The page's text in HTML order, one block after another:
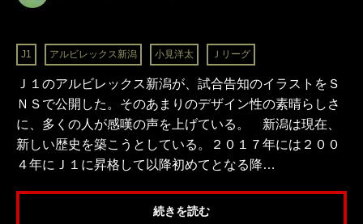
J1 アルビレックス新潟 小見洋太 Ｊリーグ
Ｊ１のアルビレックス新潟が、試合告知のイラストをＳ
ＮＳで公開した。そのあまりのデザイン性の素晴らしさ
に、多くの人が感嘆の声を上げている。 新潟は現在、
新しい歴史を築こうとしている。２０１７年には２００
４年にＪ１に昇格して以降初めてとなる降…
続きを読む